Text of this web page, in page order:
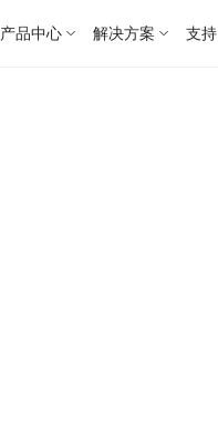
产品中心 解决方案 支持